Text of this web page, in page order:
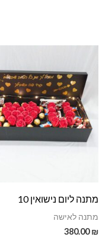
מתנה ליום נישואין 10
מתנה לאישה
380.00₪